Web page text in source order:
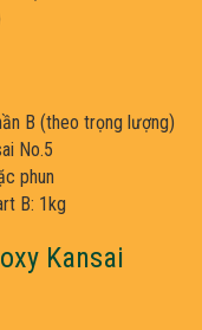
B (theo trọng lượng)
No.5
phun
B: 1kg
Kansai